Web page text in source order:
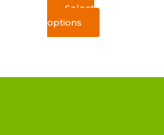
Select
options